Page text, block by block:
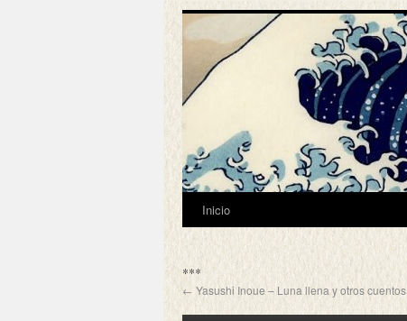
Inicio
***
← Yasushi Inoue – Luna llena y otros cuentos